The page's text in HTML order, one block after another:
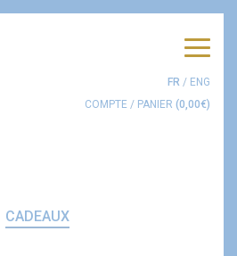
FR / ENG
COMPTE / PANIER (0,00€)
CADEAUX